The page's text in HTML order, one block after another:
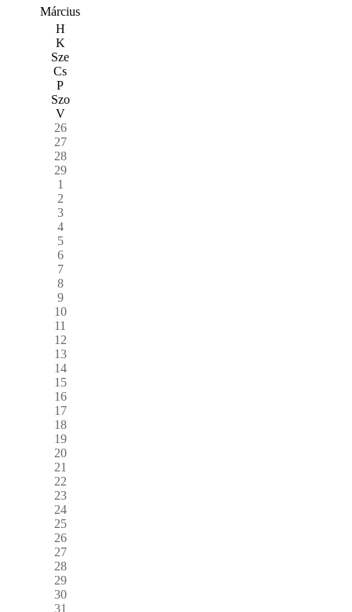
Március
H
K
Sze
Cs
P
Szo
V
26
27
28
29
1
2
3
4
5
6
7
8
9
10
11
12
13
14
15
16
17
18
19
20
21
22
23
24
25
26
27
28
29
30
31